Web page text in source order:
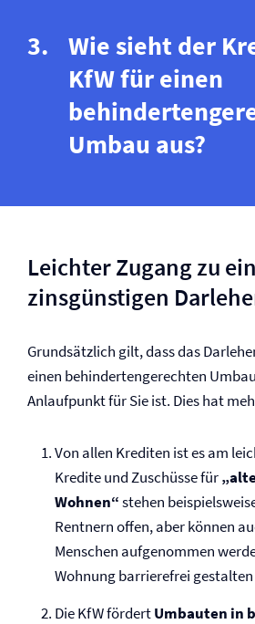
Wie sieht der
KfW für einen
Umbau aus?
Leichter Zugang zu
zinsgünstigen
Grundsätzlich gilt, dass das
einen behindertengerechten
Anlaufpunkt für Sie ist. Dies hat
Von allen Krediten ist es am
Kredite und Zuschüsse für
Wohnen“stehen
Rentnern offen, aber können
Menschen aufgenommen
Wohnung barrierefrei
Die KfW fördertUmbauten in